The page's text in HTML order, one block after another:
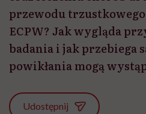
przewodu
ECPW? Jak wygląda
badania i jak przebiega
powikłania mogą
Udostępnij